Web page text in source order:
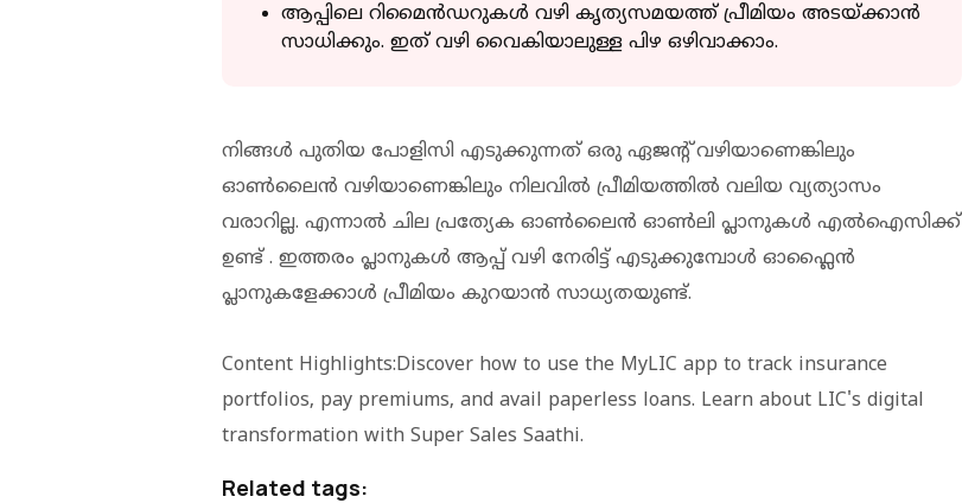
ആപ്പിലെ റിമൈൻഡറുകൾ വഴി കൃത്യസമയത്ത് പ്രീമിയം അടയ്ക്കാൻ
സാധിക്കും. ഇത് വഴി വൈകിയാലുള്ള പിഴ ഒഴിവാക്കാം.
നിങ്ങൾ പുതിയ പോളിസി എടുക്കുന്നത് ഒരു ഏജന്റ് വഴിയാണെങ്കിലും
ഓൺലൈൻ വഴിയാണെങ്കിലും നിലവിൽ പ്രീമിയത്തിൽ വലിയ വ്യത്യാസം
വരാറില്ല. എന്നാൽ ചില പ്രത്യേക ഓൺലൈൻ ഓൺലി പ്ലാനുകൾ എൽഐസിക്ക്
ഉണ്ട് . ഇത്തരം പ്ലാനുകൾ ആപ്പ് വഴി നേരിട്ട് എടുക്കുമ്പോൾ ഓഫ്ലൈൻ
പ്ലാനുകളേക്കാൾ പ്രീമിയം കുറയാൻ സാധ്യതയുണ്ട്.
Content Highlights:Discover how to use the MyLIC app to track insurance
portfolios, pay premiums, and avail paperless loans. Learn about LIC's digital
transformation with Super Sales Saathi.
Related tags: